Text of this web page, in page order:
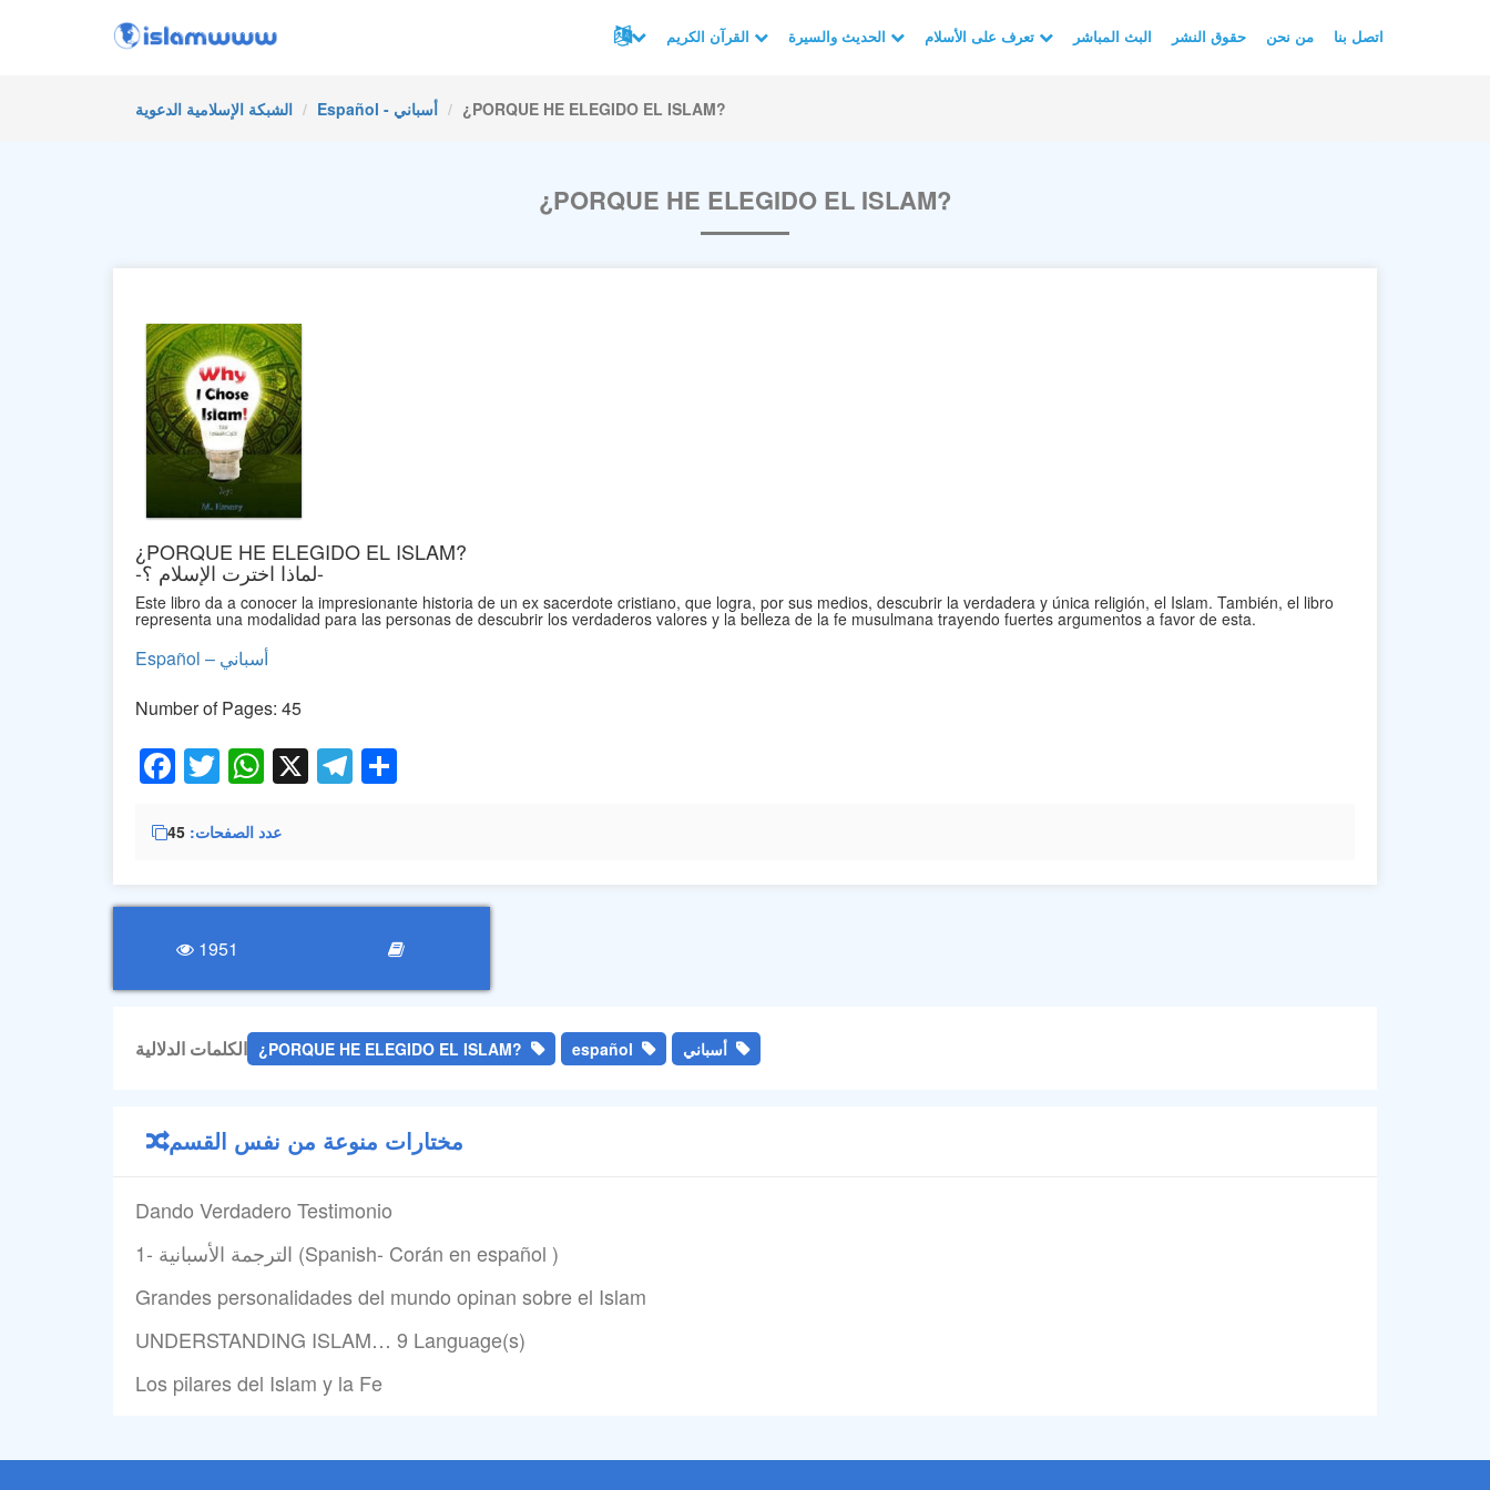
البث المباشر حقوق النشر من نحن اتصل بنا
الشبكة الإسلامية الدعوية Español - أسباني ¿PORQUE HE ELEGIDO EL ISLAM?
¿PORQUE HE ELEGIDO EL ISLAM?
¿PORQUE HE ELEGIDO EL ISLAM?
-لماذا اخترت الإسلام ؟-
Este libro da a conocer la impresionante historia de un ex sacerdote cristiano, que logra, por sus medios, descubrir la verdadera y única religión, el Islam. También, el libro
representa una modalidad para las personas de descubrir los verdaderos valores y la belleza de la fe musulmana trayendo fuertes argumentos a favor de esta.
Español – أسباني
Number of Pages: 45
Facebook
Twitter
WhatsApp
X Telegram
عدد الصفحات 45
1951
الكلمات الدلالية ¿PORQUE HE ELEGIDO EL ISLAM? español أسباني
مختارات منوعة من نفس القسم
Dando Verdadero Testimonio
1- الترجمة الأسبانية (Spanish- Corán en español )
Grandes personalidades del mundo opinan sobre el Islam
UNDERSTANDING ISLAM… 9 Language(s)
Los pilares del Islam y la Fe